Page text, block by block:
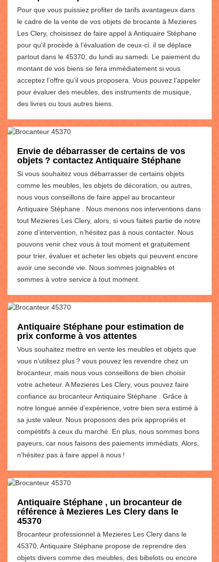
Pour que vous puissiez profiter de tarifs avantageux dans
le cadre de la vente de vos objets de brocante à Mezieres
Les Clery, choisissez de faire appel à Antiquaire Stéphane
pour qu’il procède à l’évaluation de ceux-ci. il se déplace
partout dans le 45370, du lundi au samedi. Le paiement du
montant de vos biens se fera immédiatement si vous
acceptez l’offre qu’il vous proposera. Vous pouvez l’appeler
pour évaluer des meubles, des instruments de musique,
des livres ou tous autres biens.
Envie de débarrasser de certains de vos
objets ? contactez Antiquaire Stéphane
Si vous souhaitez vous débarrasser de certains objets
comme les meubles, les objets de décoration, ou autres,
nous vous conseillons de faire appel au brocanteur
Antiquaire Stéphane . Nous menons nos interventions dans
tout Mezieres Les Clery, alors, si vous faites partie de notre
zone d’intervention, n’hésitez pas à nous contacter. Nous
pouvons venir chez vous à tout moment et gratuitement
pour trier, évaluer et acheter les objets qui peuvent encore
avoir une seconde vie. Nous sommes joignables et
sommes à votre service à tout moment.
Antiquaire Stéphane pour estimation de
prix conforme à vos attentes
Vous souhaitez mettre en vente les meubles et objets que
vous n’utilisez plus ? vous pouvez les revendre chez un
brocanteur, mais nous vous conseillons de bien choisir
votre acheteur. A Mezieres Les Clery, vous pouvez faire
confiance au brocanteur Antiquaire Stéphane . Grâce à
notre longue année d’expérience, votre bien sera estimé à
sa juste valeur. Nous proposons des prix appropriés et
compétitifs à ceux du marché. En plus, nous sommes bons
payeurs, car nous faisons des paiements immédiats. Alors,
n’hésitez pas à faire appel à nous !
Antiquaire Stéphane , un brocanteur de
référence à Mezieres Les Clery dans le
45370
Brocanteur professionnel à Mezieres Les Clery dans le
45370, Antiquaire Stéphane propose de reprendre des
objets divers comme des meubles, des bibelots ou encore